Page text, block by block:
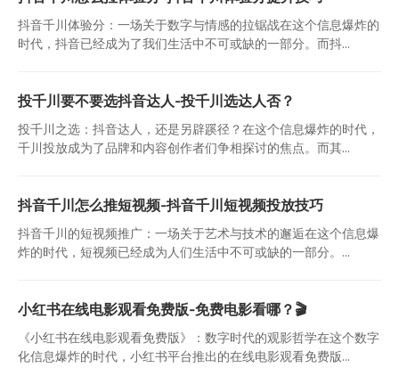
抖音千川体验分：一场关于数字与情感的拉锯战在这个信息爆炸的
时代，抖音已经成为了我们生活中不可或缺的一部分。而抖...
投千川要不要选抖音达人-投千川选达人否？
投千川之选：抖音达人，还是另辟蹊径？在这个信息爆炸的时代，
千川投放成为了品牌和内容创作者们争相探讨的焦点。而其...
抖音千川怎么推短视频-抖音千川短视频投放技巧
抖音千川的短视频推广：一场关于艺术与技术的邂逅在这个信息爆
炸的时代，短视频已经成为人们生活中不可或缺的一部分。...
小红书在线电影观看免费版-免费电影看哪？🎬
《小红书在线电影观看免费版》：数字时代的观影哲学在这个数字
化信息爆炸的时代，小红书平台推出的在线电影观看免费版...